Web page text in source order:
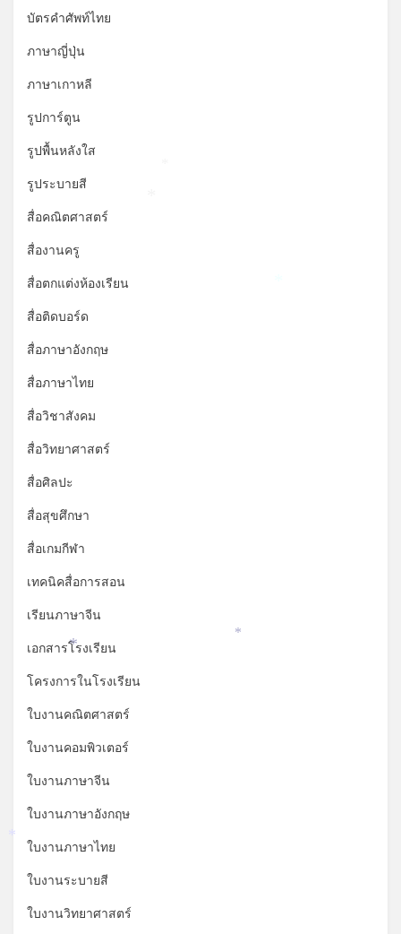
บัตรคำศัพท์ไทย
ภาษาญี่ปุ่น
ภาษาเกาหลี
รูปการ์ตูน
รูปพื้นหลังใส
รูประบายสี
สื่อคณิตศาสตร์
สื่องานครู
สื่อตกแต่งห้องเรียน
สื่อติดบอร์ด
สื่อภาษาอังกฤษ
สื่อภาษาไทย
สื่อวิชาสังคม
สื่อวิทยาศาสตร์
สื่อศิลปะ
สื่อสุขศึกษา
สื่อเกมกีฬา
เทคนิคสื่อการสอน
เรียนภาษาจีน
เอกสารโรงเรียน
โครงการในโรงเรียน
ใบงานคณิตศาสตร์
ใบงานคอมพิวเตอร์
ใบงานภาษาจีน
ใบงานภาษาอังกฤษ
ใบงานภาษาไทย
ใบงานระบายสี
ใบงานวิทยาศาสตร์
*